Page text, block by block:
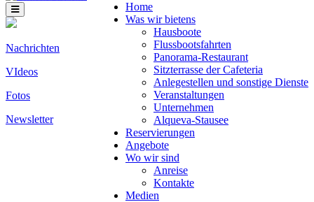
Home
Was wir bietens
Hausboote
Flussbootsfahrten
Panorama-Restaurant
Sitzterrasse der Cafeteria
Anlegestellen und sonstige Dienste
Veranstaltungen
Unternehmen
Alqueva-Stausee
Reservierungen
Angebote
Wo wir sind
Anreise
Kontakte
Medien
Nachrichten
VIdeos
Fotos
Newsletter